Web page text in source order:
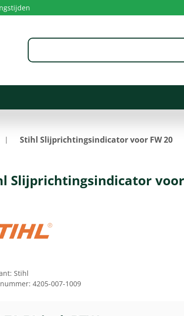
Stihl Slijprichtingsindicator voor FW 20
Slijprichtingsindicator voor
Stihl
4205-007-1009